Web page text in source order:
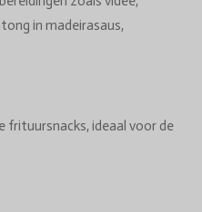
in madeirasaus,
ideaal voor de